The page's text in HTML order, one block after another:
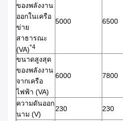
ของพลังงาน
ออกในเครือ
ข่าย
สาธารณะ
(VA)*4
5000 6500
ขนาดสูงสุด
ของพลังงาน
จากเครือ
ไฟฟ้า (VA)
6000 7800
ความดันออก
นาม (V)
230 230